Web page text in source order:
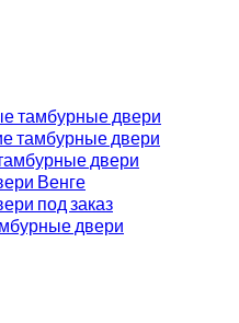
тамбурные двери
тамбурные двери
двери
Венге
под заказ
двери